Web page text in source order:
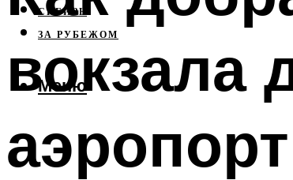
СИБИРЬ
ЗА РУБЕЖОМ
Меню
вокзала
аэропорт